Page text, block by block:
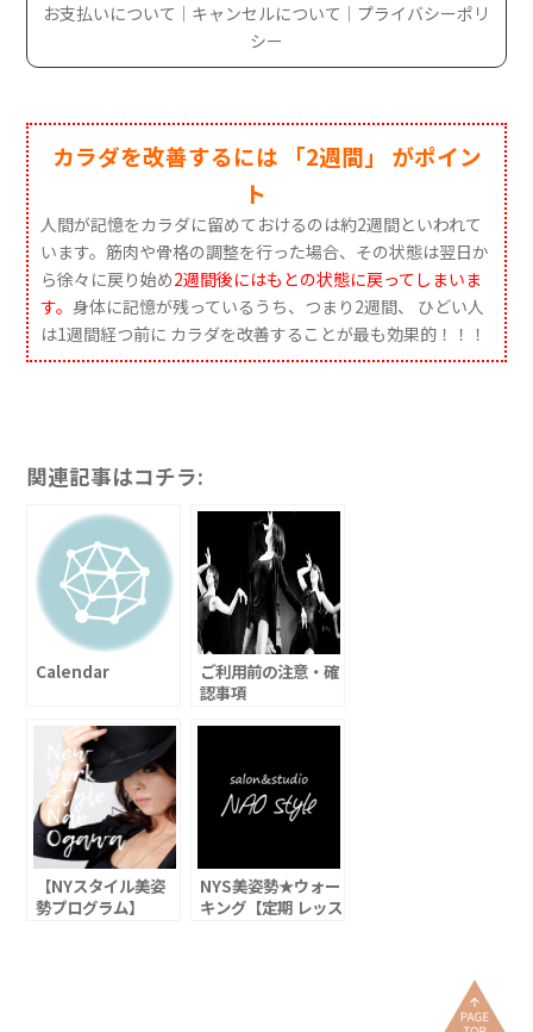
お支払いについて ｜ キャンセルについて ｜ プライバシーポリ
シー
カラダを改善するには 「2週間」 がポイン
ト
人間が記憶をカラダに留めておけるのは約2週間といわれて
います。筋肉や骨格の調整を行った場合、その状態は翌日か
ら徐々に戻り始め2週間後にはもとの状態に戻ってしまいま
す。身体に記憶が残っているうち、つまり2週間、 ひどい人
は1週間経つ前に カラダを改善することが最も効果的！！！
関連記事はコチラ:
Calendar
ご利用前の注意・確
認事項
【NYスタイル美姿
勢プログラム】
NYS美姿勢★ウォー
キング【定期 レッス